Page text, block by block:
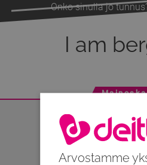
Onko sinulla jo
I am
Arvostamme